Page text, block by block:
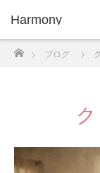
Harmony
ブログ